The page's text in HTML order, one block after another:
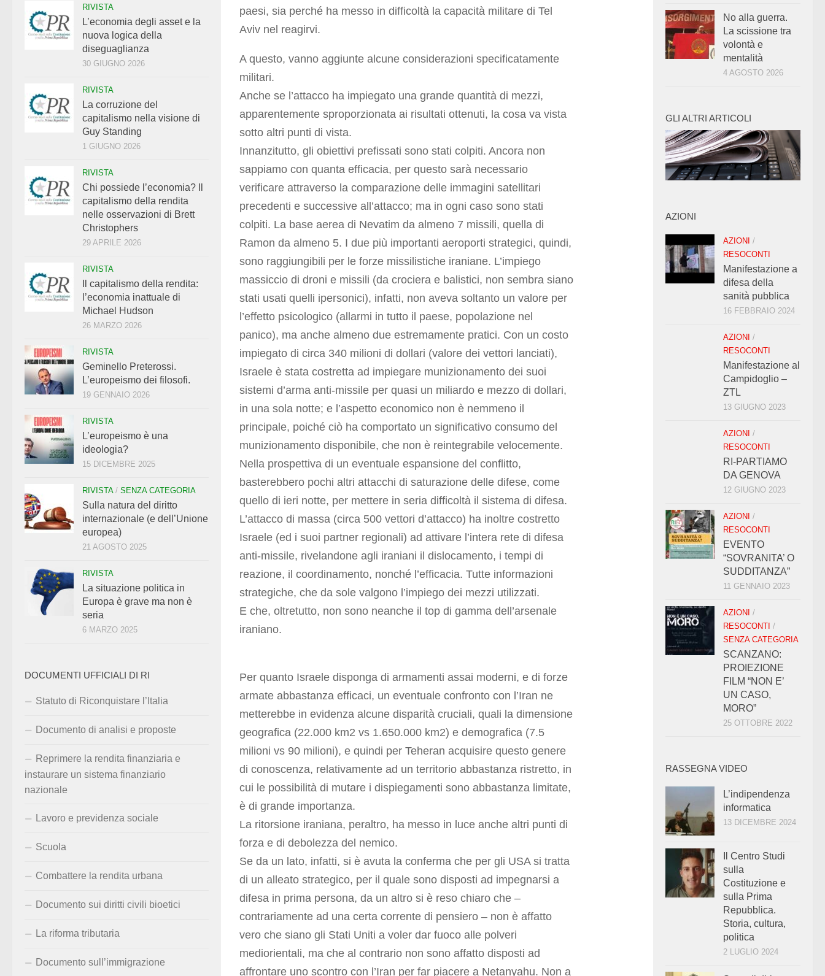
paesi, sia perché ha messo in difficoltà la capacità militare di Tel
Aviv nel reagirvi.
A questo, vanno aggiunte alcune considerazioni specificatamente
militari.
Anche se l’attacco ha impiegato una grande quantità di mezzi,
apparentemente sproporzionata ai risultati ottenuti, la cosa va vista
sotto altri punti di vista.
Innanzitutto, gli obiettivi prefissati sono stati colpiti. Ancora non
sappiamo con quanta efficacia, per questo sarà necessario
verificare attraverso la comparazione delle immagini satellitari
precedenti e successive all’attacco; ma in ogni caso sono stati
colpiti. La base aerea di Nevatim da almeno 7 missili, quella di
Ramon da almeno 5. I due più importanti aeroporti strategici, quindi,
sono raggiungibili per le forze missilistiche iraniane. L’impiego
massiccio di droni e missili (da crociera e balistici, non sembra siano
stati usati quelli ipersonici), infatti, non aveva soltanto un valore per
l’effetto psicologico (allarmi in tutto il paese, popolazione nel
panico), ma anche almeno due estremamente pratici. Con un costo
impiegato di circa 340 milioni di dollari (valore dei vettori lanciati),
Israele è stata costretta ad impiegare munizionamento dei suoi
sistemi d’arma anti-missile per quasi un miliardo e mezzo di dollari,
in una sola notte; e l’aspetto economico non è nemmeno il
principale, poiché ciò ha comportato un significativo consumo del
munizionamento disponibile, che non è reintegrabile velocemente.
Nella prospettiva di un eventuale espansione del conflitto,
basterebbero pochi altri attacchi di saturazione delle difese, come
quello di ieri notte, per mettere in seria difficoltà il sistema di difesa.
L’attacco di massa (circa 500 vettori d’attacco) ha inoltre costretto
Israele (ed i suoi partner regionali) ad attivare l’intera rete di difesa
anti-missile, rivelandone agli iraniani il dislocamento, i tempi di
reazione, il coordinamento, nonché l’efficacia. Tutte informazioni
strategiche, che da sole valgono l’impiego dei mezzi utilizzati.
E che, oltretutto, non sono neanche il top di gamma dell’arsenale
iraniano.
Per quanto Israele disponga di armamenti assai moderni, e di forze
armate abbastanza efficaci, un eventuale confronto con l’Iran ne
metterebbe in evidenza alcune disparità cruciali, quali la dimensione
geografica (22.000 km2 vs 1.650.000 km2) e demografica (7.5
milioni vs 90 milioni), e quindi per Teheran acquisire questo genere
di conoscenza, relativamente ad un territorio abbastanza ristretto, in
cui le possibilità di mutare i dispiegamenti sono abbastanza limitate,
è di grande importanza.
La ritorsione iraniana, peraltro, ha messo in luce anche altri punti di
forza e di debolezza del nemico.
Se da un lato, infatti, si è avuta la conferma che per gli USA si tratta
di un alleato strategico, per il quale sono disposti ad impegnarsi a
difesa in prima persona, da un altro si è reso chiaro che –
contrariamente ad una certa corrente di pensiero – non è affatto
vero che siano gli Stati Uniti a voler dar fuoco alle polveri
mediorientali, ma che al contrario non sono affatto disposti ad
affrontare uno scontro con l’Iran per far piacere a Netanyahu. Non a
RIVISTA
L’economia degli asset e la
nuova logica della
diseguaglianza
30 GIUGNO 2026
RIVISTA
La corruzione del
capitalismo nella visione di
Guy Standing
1 GIUGNO 2026
RIVISTA
Chi possiede l’economia? Il
capitalismo della rendita
nelle osservazioni di Brett
Christophers
29 APRILE 2026
RIVISTA
Il capitalismo della rendita:
l’economia inattuale di
Michael Hudson
26 MARZO 2026
RIVISTA
Geminello Preterossi.
L’europeismo dei filosofi.
19 GENNAIO 2026
RIVISTA
L’europeismo è una
ideologia?
15 DICEMBRE 2025
RIVISTA/ SENZA CATEGORIA
Sulla natura del diritto
internazionale (e dell’Unione
europea)
21 AGOSTO 2025
RIVISTA
La situazione politica in
Europa è grave ma non è
seria
6 MARZO 2025
DOCUMENTI UFFICIALI DI RI
Statuto di Riconquistare l’Italia
Documento di analisi e proposte
Reprimere la rendita finanziaria e
instaurare un sistema finanziario
nazionale
Lavoro e previdenza sociale
Scuola
Combattere la rendita urbana
Documento sui diritti civili bioetici
La riforma tributaria
Documento sull’immigrazione
No alla guerra.
La scissione tra
volontà e
mentalità
4 AGOSTO 2026
GLI ALTRI ARTICOLI
AZIONI
AZIONI /
RESOCONTI
Manifestazione a
difesa della
sanità pubblica
16 FEBBRAIO 2024
AZIONI /
RESOCONTI
Manifestazione al
Campidoglio –
ZTL
13 GIUGNO 2023
AZIONI /
RESOCONTI
RI-PARTIAMO
DA GENOVA
12 GIUGNO 2023
AZIONI /
RESOCONTI
EVENTO
“SOVRANITA’ O
SUDDITANZA”
11 GENNAIO 2023
AZIONI /
RESOCONTI /
SENZA CATEGORIA
SCANZANO:
PROIEZIONE
FILM “NON E’
UN CASO,
MORO”
25 OTTOBRE 2022
RASSEGNA VIDEO
L’indipendenza
informatica
13 DICEMBRE 2024
Il Centro Studi
sulla
Costituzione e
sulla Prima
Repubblica.
Storia, cultura,
politica
2 LUGLIO 2024